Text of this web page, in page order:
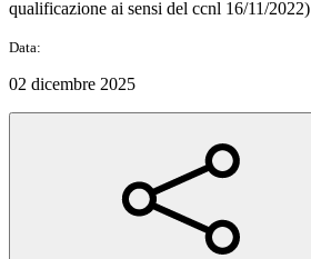
qualificazione ai sensi del ccnl 16/11/2022)
Data:
02 dicembre 2025